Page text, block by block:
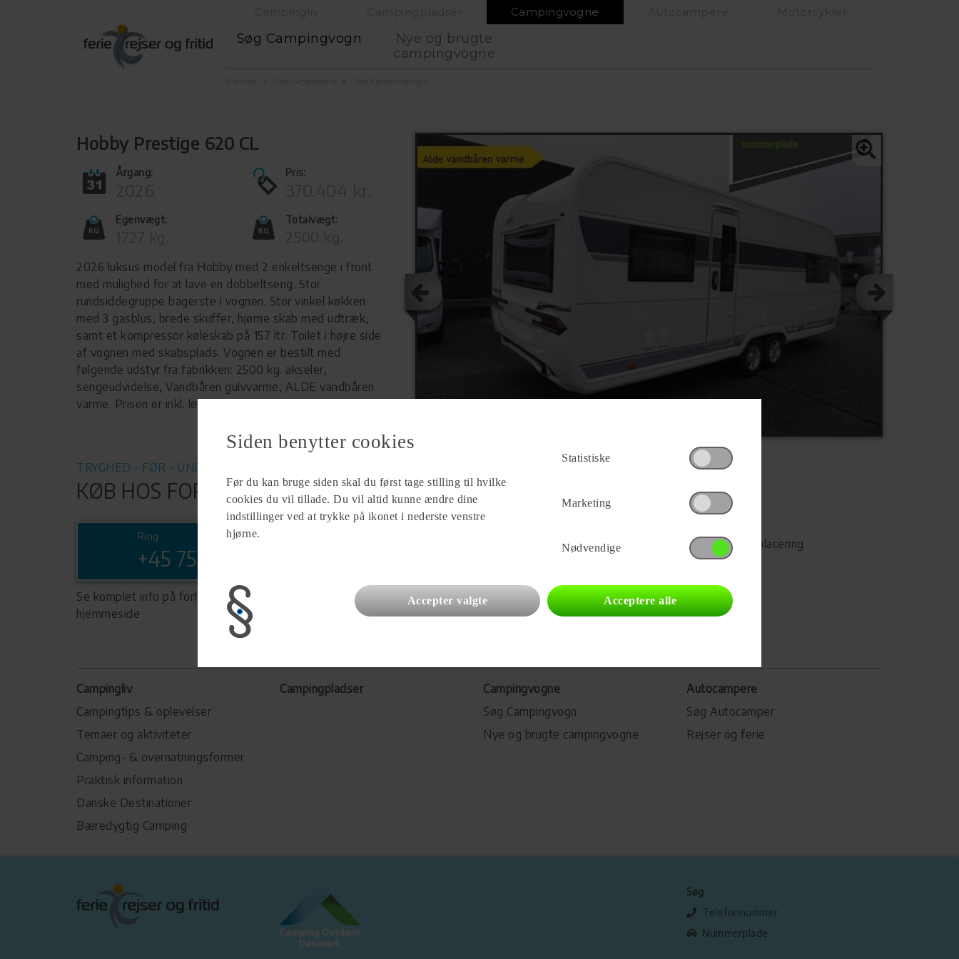
Campingvogne
Søg Campingvogn
Nye og brugte
campingvogne
Hobby Prestige 620 CL
Årgang: Pris:
Egenvægt: Totalvægt:
2026 luksus model fra Hobby med 2 enkeltsenge i front
med mulighed for at lave en dobbeltseng. Stor
rundsiddegruppe bagerste i vognen. Stor vinkel køkken
med 3 gasblus, brede skuffer, hjørne skab med udtræk,
samt et kompressor køleskab på 157 ltr. Toilet i højre side
af vognen med skabsplads. Vognen er bestilt med
følgende udstyr fra fabrikken: 2500 kg. akseler,
sengeudvidelse, Vandbåren gulvvarme, ALDE vandbåren
varme. Prisen er inkl. leveringsomkostninger og nr. plade.
TRYGHED - FØR - UNDER - EFTER
KØB HOS FORHANDLER
Ring
+45 75828422
Se komplet info på forhandlerens
hjemmeside
Forhandler
Ny Vejle Caravan A/S
Del på Facebook
Campingvognens placering
Campingliv
Campingtips & oplevelser
Temaer og aktiviteter
Camping- & overnatningsformer
Praktisk information
Danske Destinationer
Bæredygtig Camping
Campingpladser
Campingvogne
Søg Campingvogn
Nye og brugte campingvogne
Autocampere
Søg Autocamper
Rejser og ferie
Søg
Telefonnummer
Nummerplade
Siden benytter cookies
Før du kan bruge siden skal du først tage stilling til hvilke
cookies du vil tillade. Du vil altid kunne ændre dine
indstillinger ved at trykke på ikonet i nederste venstre
hjørne.
Statistiske
Marketing
Nødvendige
Accepter valgte Acceptere alle